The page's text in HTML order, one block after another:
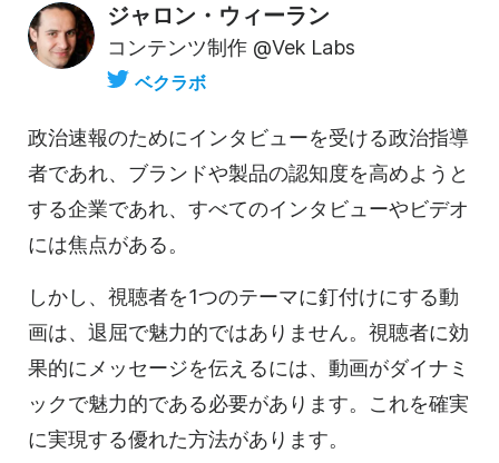
ジャロン・ウィーラン
コンテンツ制作 @Vek Labs
ベクラボ
政治速報のためにインタビューを受ける政治指導
者であれ、 ブランドや製品の認知度を高めようと
する企業であれ、すべてのインタビューやビデオ
には焦点がある。
しかし、視聴者を1つのテーマに釘付けにする動
画は、退屈で魅力的ではありません。視聴者に効
果的にメッセージを伝えるには、動画がダイナミ
ックで魅力的である必要があります。これを確実
に実現する優れた方法があります。